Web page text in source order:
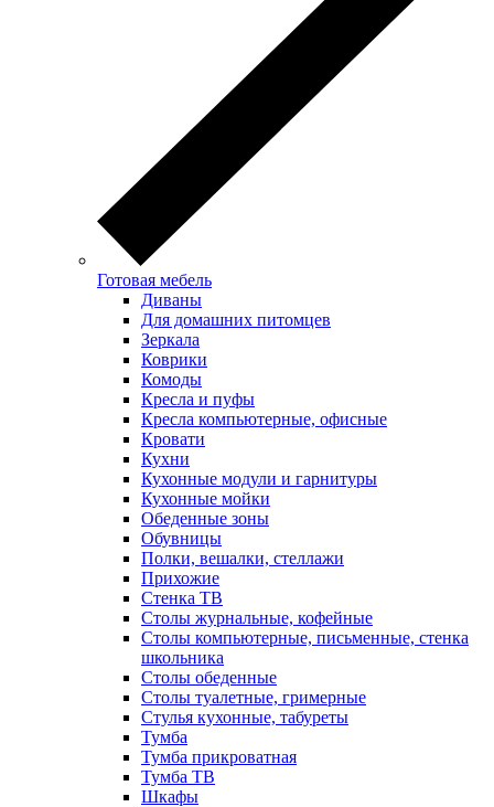
Готовая мебель
Диваны
Для домашних питомцев
Зеркала
Коврики
Комоды
Кресла и пуфы
Кресла компьютерные, офисные
Кровати
Кухни
Кухонные модули и гарнитуры
Кухонные мойки
Обеденные зоны
Обувницы
Полки, вешалки, стеллажи
Прихожие
Стенка ТВ
Столы журнальные, кофейные
Столы компьютерные, письменные, стенка
школьника
Столы обеденные
Столы туалетные, гримерные
Стулья кухонные, табуреты
Тумба
Тумба прикроватная
Тумба ТВ
Шкафы